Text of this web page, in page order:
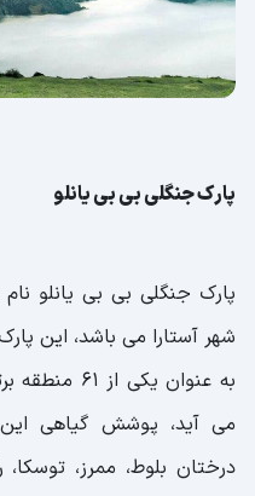
پارک جنگلی بی بی یانلو
پارک جنگلی بی بی یانلو
به عنوان
می آید، پوشش گیاهی این
درختان بلوط، ممرز،